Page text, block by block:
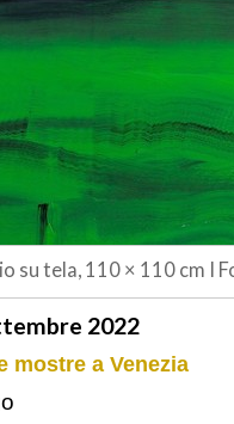
su tela, 110 × 110 cm I
2022
mostre a Venezia